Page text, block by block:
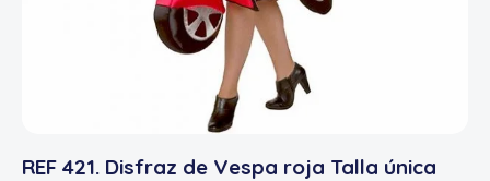
REF 421. Disfraz de Vespa roja Talla única